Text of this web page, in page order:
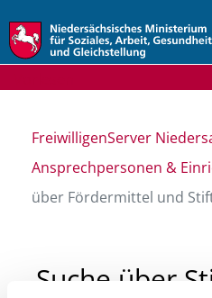
FreiwilligenServer
Ansprechpersonen &
über Fördermittel und
Suche über